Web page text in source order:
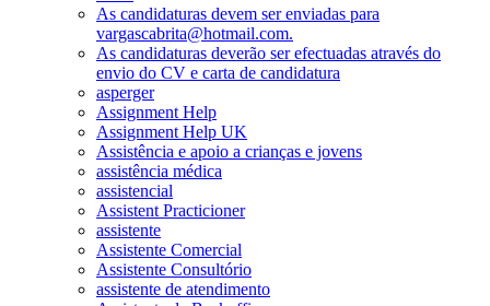
As candidaturas devem ser enviadas para
vargascabrita@hotmail.com.
As candidaturas deverão ser efectuadas através do
envio do CV e carta de candidatura
asperger
Assignment Help
Assignment Help UK
Assistência e apoio a crianças e jovens
assistência médica
assistencial
Assistent Practicioner
assistente
Assistente Comercial
Assistente Consultório
assistente de atendimento